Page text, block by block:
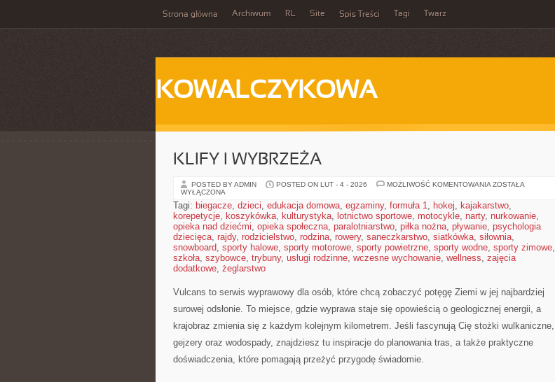
Strona główna Archiwum RL Site Spis Treści Tagi Twarz
KOWALCZYKOWA
KLIFY I WYBRZEŻA
POSTED BY ADMIN POSTED ON LUT - 4 - 2026 MOŻLIWOŚĆ KOMENTOWANIA KLIFY
ZOSTAŁA
WYŁĄCZONA
Tagi: biegacze, dzieci, edukacja domowa, egzaminy, formuła 1, hokej, kajakarstwo,
korepetycje, koszykówka, kulturystyka, lotnictwo sportowe, motocykle, narty, nurkowanie,
opieka nad dziećmi, opieka społeczna, paralotniarstwo, piłka nożna, pływanie, psychologia
dziecięca, rajdy, rodzicielstwo, rodzina, rowery, saneczkarstwo, siatkówka, siłownia,
snowboard, sporty halowe, sporty motorowe, sporty powietrzne, sporty wodne, sporty zimowe,
szkoła, szybowce, trybuny, usługi rodzinne, wczesne wychowanie, wellness, zajęcia
dodatkowe, żeglarstwo
Vulcans to serwis wyprawowy dla osób, które chcą zobaczyć potęgę Ziemi w jej najbardziej
surowej odsłonie. To miejsce, gdzie wyprawa staje się opowieścią o geologicznej energii, a
krajobraz zmienia się z każdym kolejnym kilometrem. Jeśli fascynują Cię stożki wulkaniczne,
gejzery oraz wodospady, znajdziesz tu inspiracje do planowania tras, a także praktyczne
doświadczenia, które pomagają przeżyć przygodę świadomie.